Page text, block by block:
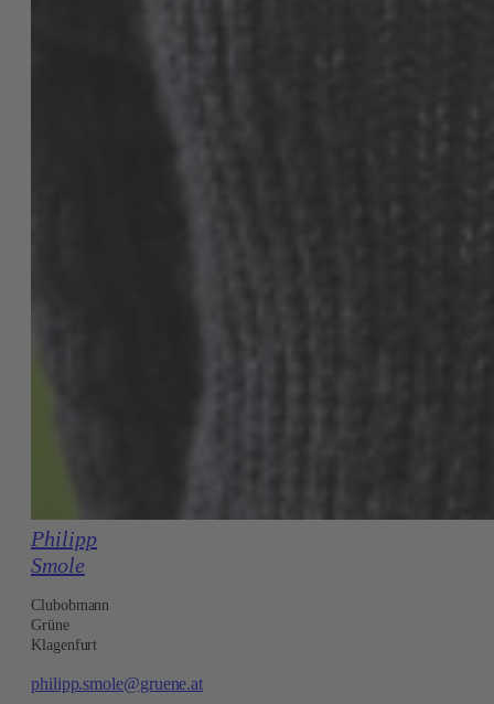
Philipp
Smole
Clubobmann
Grüne
Klagenfurt
philipp.smole@gruene.at